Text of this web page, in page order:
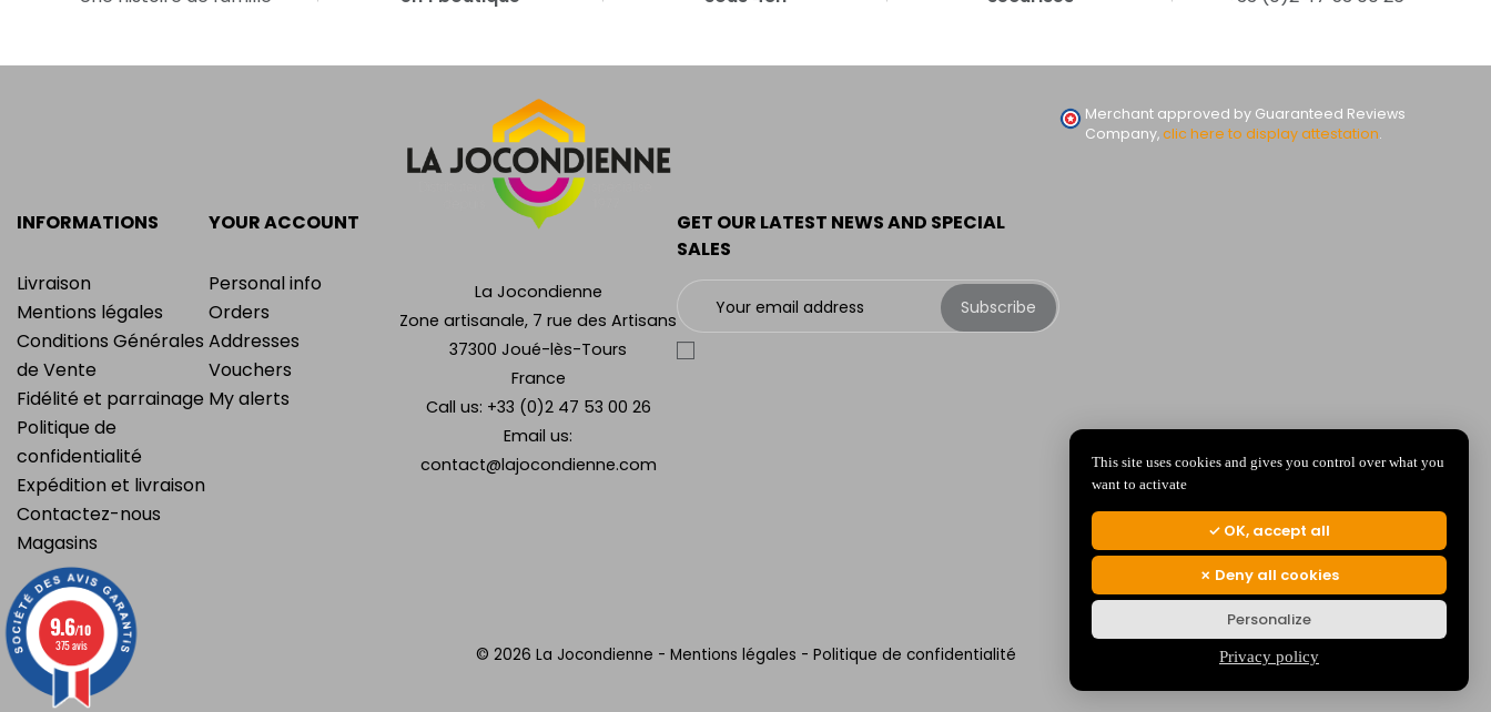
INFORMATIONS
Livraison
Mentions légales
Conditions Générales
de Vente
Fidélité et parrainage
Politique de
confidentialité
Expédition et livraison
Contactez-nous
Magasins
YOUR ACCOUNT
Personal info
Orders
Addresses
Vouchers
My alerts
La Jocondienne
Zone artisanale, 7 rue des Artisans
37300 Joué-lès-Tours
France
Call us: +33 (0)2 47 53 00 26
Email us:
contact@lajocondienne.com
GET OUR LATEST NEWS AND SPECIAL
SALES
Subscribe
Merchant approved by Guaranteed Reviews
Company,clic here to display attestation.
© 2026 La Jocondienne - Mentions légales - Politique de confidentialité
This site uses cookies and gives you control over what you
want to activate
OK, accept all
Deny all cookies
Personalize
Privacy policy
9.6/10
375 avis